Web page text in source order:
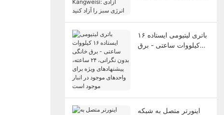
باتری لیتیومی ایستاده ۱۶
کیلووات ساعتی - برق
اینورتر متصل به شبکه